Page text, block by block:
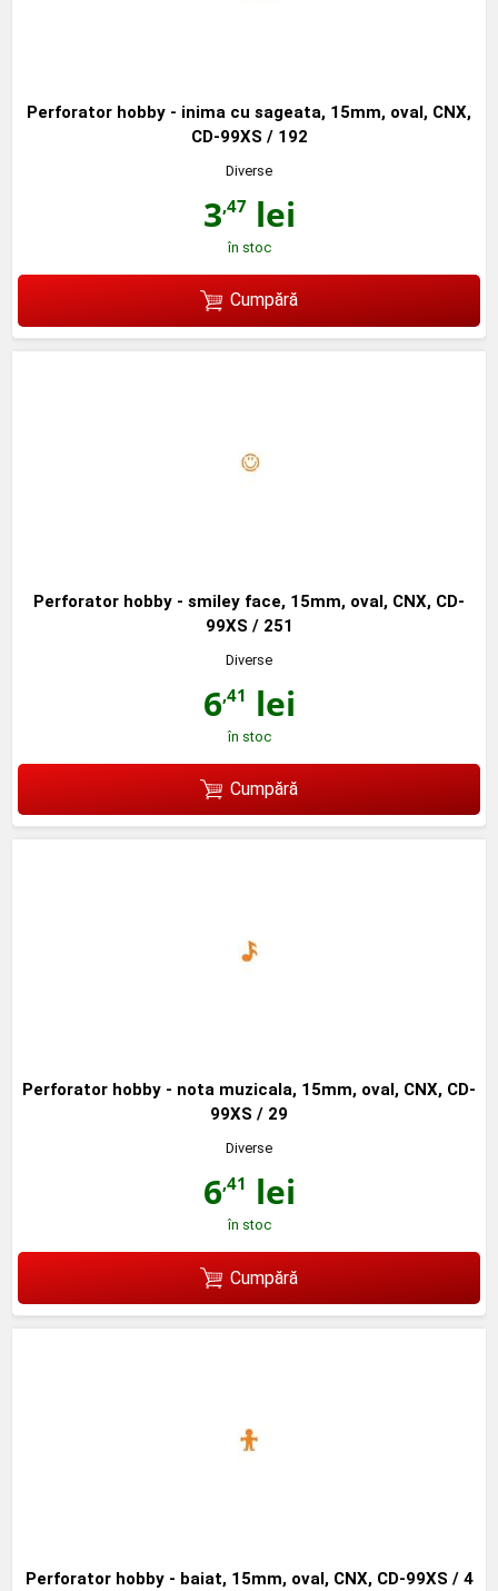
Perforator hobby - inima cu sageata, 15mm, oval, CNX,
CD-99XS / 192
Diverse
3,47lei
în stoc
Cumpără
Perforator hobby - smiley face, 15mm, oval, CNX, CD-
99XS / 251
Diverse
6,41 lei
în stoc
Cumpără
Perforator hobby - nota muzicala, 15mm, oval, CNX, CD-
99XS / 29
Diverse
6,41 lei
în stoc
Cumpără
Perforator hobby - baiat, 15mm, oval, CNX, CD-99XS / 4